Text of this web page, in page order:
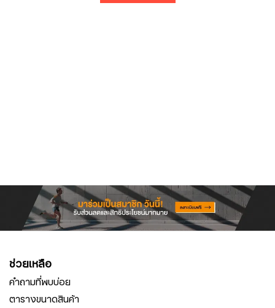
ช่วยเหลือ
คำถามที่พบบ่อย
ตารางขนาดสินค้า